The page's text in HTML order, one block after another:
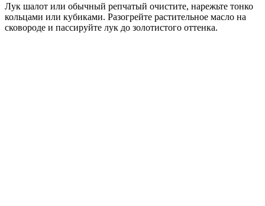
Лук шалот или обычный репчатый очистите, нарежьте тонко
кольцами или кубиками. Разогрейте растительное масло на
сковороде и пассируйте лук до золотистого оттенка.